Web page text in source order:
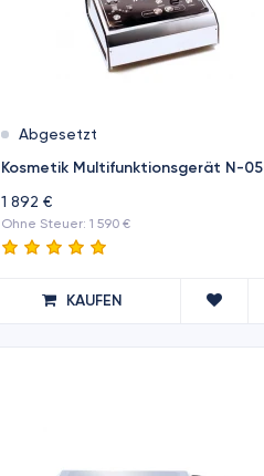
Abgesetzt
Kosmetik Multifunktionsgerät N-05
1 892 €
Ohne Steuer: 1 590 €
KAUFEN